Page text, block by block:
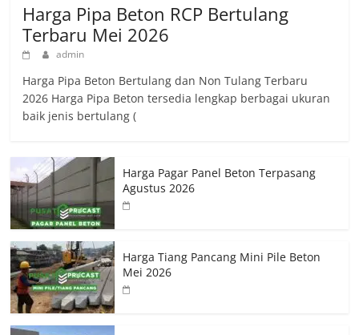
Harga Pipa Beton RCP Bertulang
Terbaru Mei 2026
admin
Harga Pipa Beton Bertulang dan Non Tulang Terbaru
2026 Harga Pipa Beton tersedia lengkap berbagai ukuran
baik jenis bertulang (
Harga Pagar Panel Beton Terpasang
Agustus 2026
Harga Tiang Pancang Mini Pile Beton
Mei 2026